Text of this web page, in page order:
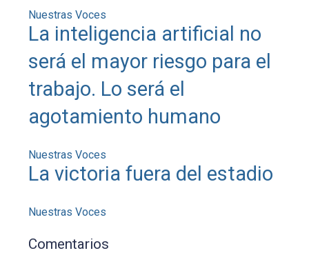
Nuestras Voces
La inteligencia artificial no
será el mayor riesgo para el
trabajo. Lo será el
agotamiento humano
Nuestras Voces
La victoria fuera del estadio
Nuestras Voces
Comentarios